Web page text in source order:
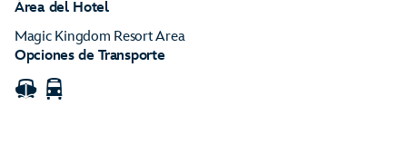
Área del Hotel
Magic Kingdom Resort Area
Opciones de Transporte
Bote